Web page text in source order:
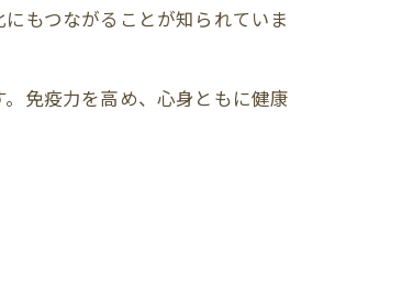
もつながることが知られていま
免疫力を高め、心身ともに健康